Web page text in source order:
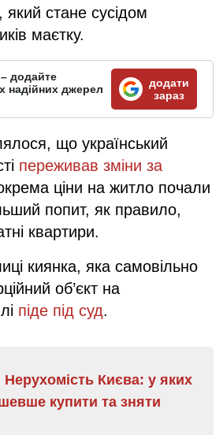
стане сусідом
маєтку.
додайте
надійних джерел
додати
зараз
що український
переживав зміни за
ціни на житло почали
попит, як правило,
квартири.
киянка, яка самовільно
об’єкт на
піде під суд.
Нерухомість Києва: у яких
купити та зняти